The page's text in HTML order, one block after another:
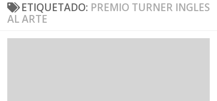
ETIQUETADO: PREMIO TURNER INGLES
AL ARTE